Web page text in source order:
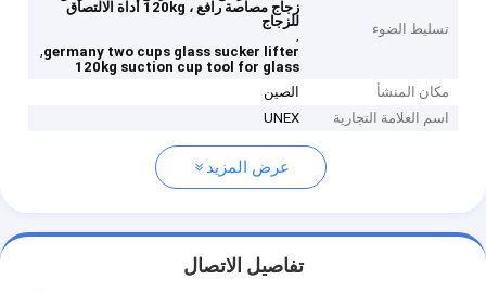
تسليط الضوء
زجاج مصاصة رافع ، 120kg أداة الالتصاق
للزجاج
,
germany two cups glass sucker lifter
,
120kg suction cup tool for glass
مكان المنشأ
الصين
اسم العلامة التجارية
UNEX
عرض المزيد
تفاصيل الاتصال